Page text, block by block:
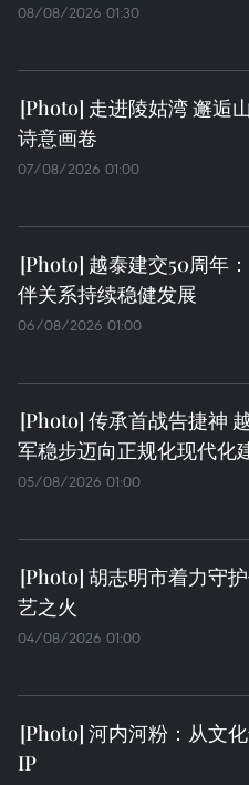
08/08/2026 01:30
走进陵姑湾 邂逅
诗意画卷
07/08/2026 01:00
越泰建交50周年
伴关系持续稳健发展
06/08/2026 01:00
传承首战告捷神
军稳步迈向正规化现代化
05/08/2026 01:00
胡志明市着力守
艺之火
04/08/2026 01:00
河内河粉：从文
IP